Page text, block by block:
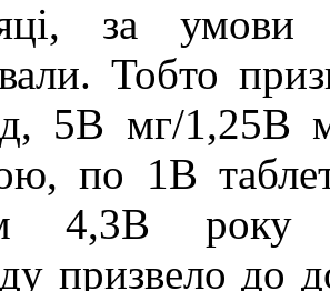
за умови
Тобто
5В мг/1,25В
по 1В
4,3В року
призвело до